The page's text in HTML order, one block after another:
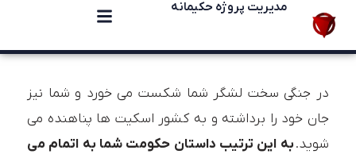
مدیریت پروژه حکیمانه
در جنگی سخت لشگر شما شکست می خورد و شما نیز
جان خود را برداشته و به کشور اسکیت ها پناهنده می
شوید.به این ترتیب داستان حکومت شما به اتمام می